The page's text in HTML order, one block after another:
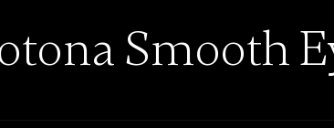
Smooth